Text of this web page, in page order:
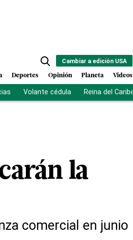
Cambiar a edición USA
Deportes Opinión Planeta Videos
Volante cédula Reina del Caribe
la
comercial en junio